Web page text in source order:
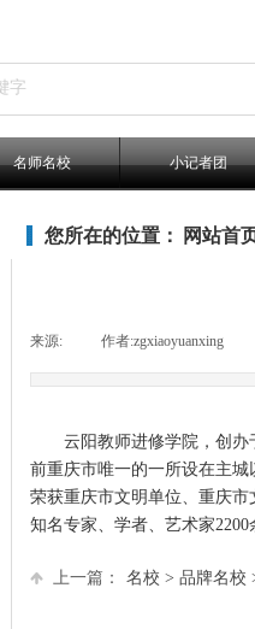
名师名校 小记者团
您所在的位置： 网站首
来源: 作者:zgxiaoyuanxing
云阳教师进修学院，创办于
前重庆市唯一的一所设在主
荣获重庆市文明单位、重庆
知名专家、学者、艺术家2200
上一篇： 名校 > 品牌名校